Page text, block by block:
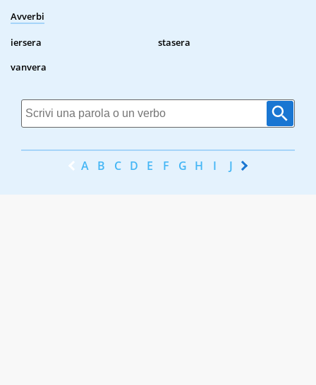
Avverbi
iersera
stasera
vanvera
A B C D E F G H I J K